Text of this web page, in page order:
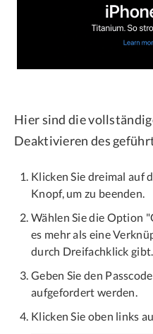
Hier sind die
Deaktivieren des
Klicken Sie dreimal auf
Knopf, um zu beenden.
Wählen Sie die Option
es mehr als eine
durch Dreifachklick gibt.
Geben Sie den
aufgefordert werden.
Klicken Sie oben links